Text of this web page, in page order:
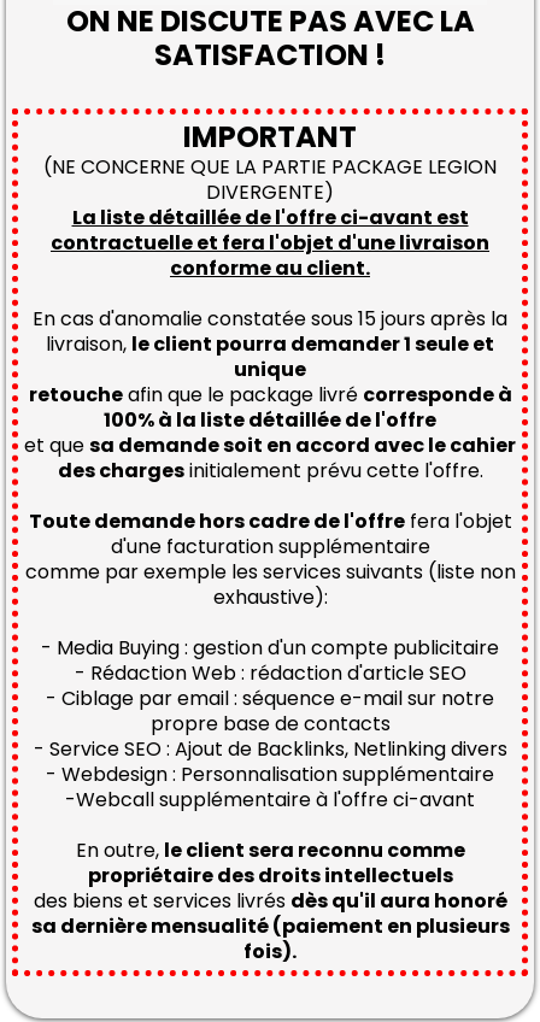
ON NE DISCUTE PAS AVEC LA
SATISFACTION !
IMPORTANT
(NE CONCERNE QUE LA PARTIE PACKAGE LEGION
DIVERGENTE)
La liste détaillée de l'offre ci-avant est
contractuelle et fera l'objet d'une livraison
conforme au client.
En cas d'anomalie constatée sous 15 jours après la
livraison, le client pourra demander 1 seule et
unique
retoucheafin que le package livré corresponde à
100% à la liste détaillée de l'offre
et quesa demande soit en accord avec le cahier
des chargesinitialement prévu cette l'offre.
Toute demande hors cadre de l'offrefera l'objet
d'une facturation supplémentaire
comme par exemple les services suivants (liste non
exhaustive):
- Media Buying : gestion d'un compte publicitaire
- Rédaction Web : rédaction d'article SEO
- Ciblage par email : séquence e-mail sur notre
propre base de contacts
- Service SEO : Ajout de Backlinks, Netlinking divers
- Webdesign : Personnalisation supplémentaire
-Webcall supplémentaire à l'offre ci-avant
En outre, le client sera reconnu comme
propriétaire des droits intellectuels
des biens et services livrés dès qu'il aura honoré
sa dernière mensualité (paiement en plusieurs
fois).